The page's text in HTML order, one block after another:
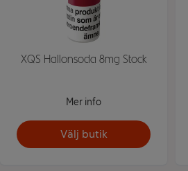
XQS Hallonsoda 8mg Stock
Mer info
Välj butik